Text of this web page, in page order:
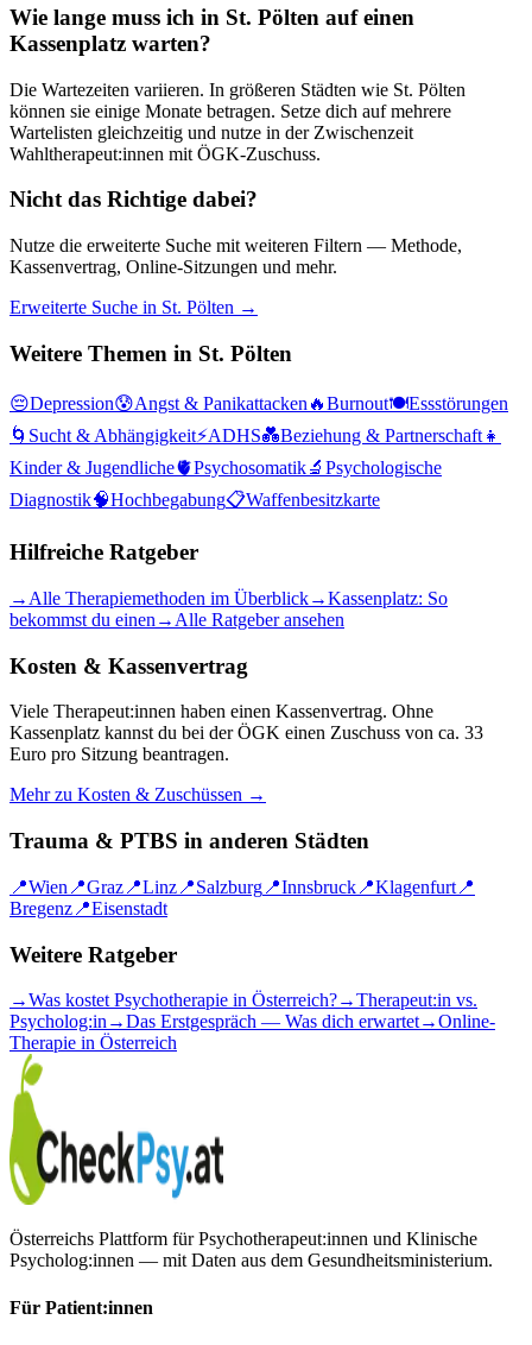
Wie lange muss ich in St. Pölten auf einen
Kassenplatz warten?
Die Wartezeiten variieren. In größeren Städten wie St. Pölten
können sie einige Monate betragen. Setze dich auf mehrere
Wartelisten gleichzeitig und nutze in der Zwischenzeit
Wahltherapeut:innen mit ÖGK-Zuschuss.
Nicht das Richtige dabei?
Nutze die erweiterte Suche mit weiteren Filtern — Methode,
Kassenvertrag, Online-Sitzungen und mehr.
Erweiterte Suche in St. Pölten →
Weitere Themen in St. Pölten
😔Depression😰Angst & Panikattacken 🔥Burnout🍽️Essstörungen
🌀 Sucht & Abhängigkeit⚡ADHS💑Beziehung & Partnerschaft 👧
Kinder & Jugendliche🫀Psychosomatik🔬 Psychologische
Diagnostik🧠Hochbegabung📋Waffenbesitzkarte
Hilfreiche Ratgeber
→ Alle Therapiemethoden im Überblick→Kassenplatz: So
bekommst du einen → Alle Ratgeber ansehen
Kosten & Kassenvertrag
Viele Therapeut:innen haben einen Kassenvertrag. Ohne
Kassenplatz kannst du bei der ÖGK einen Zuschuss von ca. 33
Euro pro Sitzung beantragen.
Mehr zu Kosten & Zuschüssen →
Trauma & PTBS in anderen Städten
📍Wien 📍Graz 📍Linz 📍Salzburg 📍Innsbruck 📍Klagenfurt 📍
Bregenz 📍Eisenstadt
Weitere Ratgeber
→Was kostet Psychotherapie in Österreich?→Therapeut:in vs.
Psycholog:in →Das Erstgespräch — Was dich erwartet→Online-
Therapie in Österreich
Österreichs Plattform für Psychotherapeut:innen und Klinische
Psycholog:innen — mit Daten aus dem Gesundheitsministerium.
Für Patient:innen